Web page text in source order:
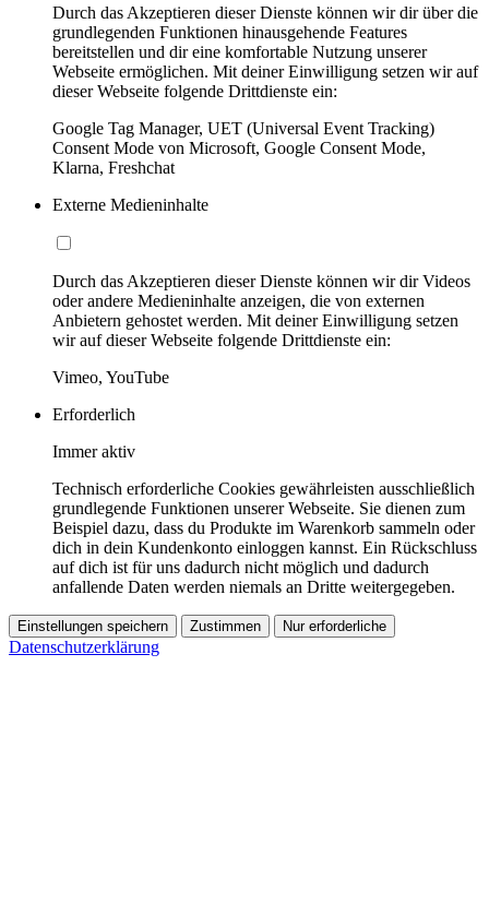
Durch das Akzeptieren dieser Dienste können wir dir über die
grundlegenden Funktionen hinausgehende Features
bereitstellen und dir eine komfortable Nutzung unserer
Webseite ermöglichen. Mit deiner Einwilligung setzen wir auf
dieser Webseite folgende Drittdienste ein:
Google Tag Manager, UET (Universal Event Tracking)
Consent Mode von Microsoft, Google Consent Mode,
Klarna, Freshchat
Externe Medieninhalte
Durch das Akzeptieren dieser Dienste können wir dir Videos
oder andere Medieninhalte anzeigen, die von externen
Anbietern gehostet werden. Mit deiner Einwilligung setzen
wir auf dieser Webseite folgende Drittdienste ein:
Vimeo, YouTube
Erforderlich
Immer aktiv
Technisch erforderliche Cookies gewährleisten ausschließlich
grundlegende Funktionen unserer Webseite. Sie dienen zum
Beispiel dazu, dass du Produkte im Warenkorb sammeln oder
dich in dein Kundenkonto einloggen kannst. Ein Rückschluss
auf dich ist für uns dadurch nicht möglich und dadurch
anfallende Daten werden niemals an Dritte weitergegeben.
Einstellungen speichern Zustimmen Nur erforderliche
Datenschutzerklärung